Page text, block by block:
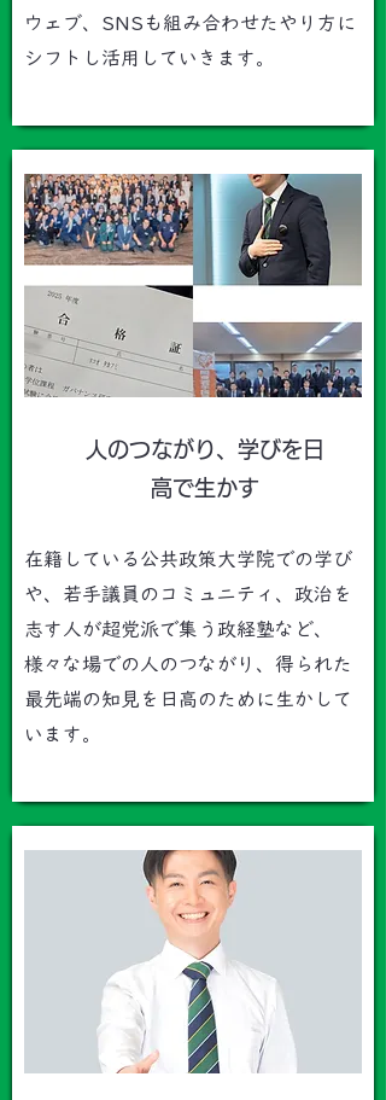
ウェブ、SNSも組み合わせたやり方に
シフトし活用していきます。​
​人のつながり、学びを日
高で生かす
在籍している​公共政策大学院での学び
や、若手議員のコミュニティ、政治を
志す人が超党派で集う政経塾など、
様々な場での人のつながり、得られた
最先端の知見を日高のために生かして
います。